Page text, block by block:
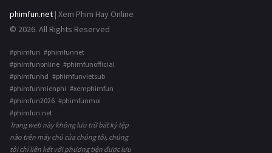
phimfun.net | Xem Phim Hay Online
© 2026. All Rights Reserved
#phimfun #phimfunnet
#phimfunonline #phimfunofficial
#phimfunhd #phimfunvietsub
#phimfunmienphi #xemphimfun
#phimfun2026 #phimfunmoi
#phimfun.net
Trang web này không lưu trữ bất kỳ tệp
nào trên máy chủ của chúng tôi, chúng
tôi chỉ liên kết với phương tiện được lưu